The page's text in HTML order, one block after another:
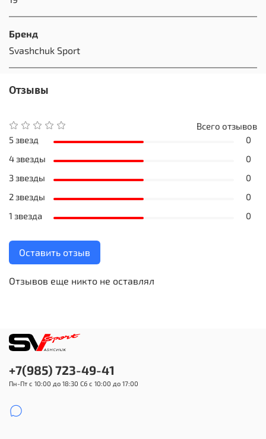
Бренд
Svashchuk Sport
Отзывы
Отзывов еще никто не оставлял
Всего отзывов
5 звезд
0
4 звезды
0
3 звезды
0
2 звезды
0
1 звезда
0
Оставить отзыв
+7(985) 723-49-41
Пн-Пт с 10:00 до 18:30 Сб с 10:00 до 17:00